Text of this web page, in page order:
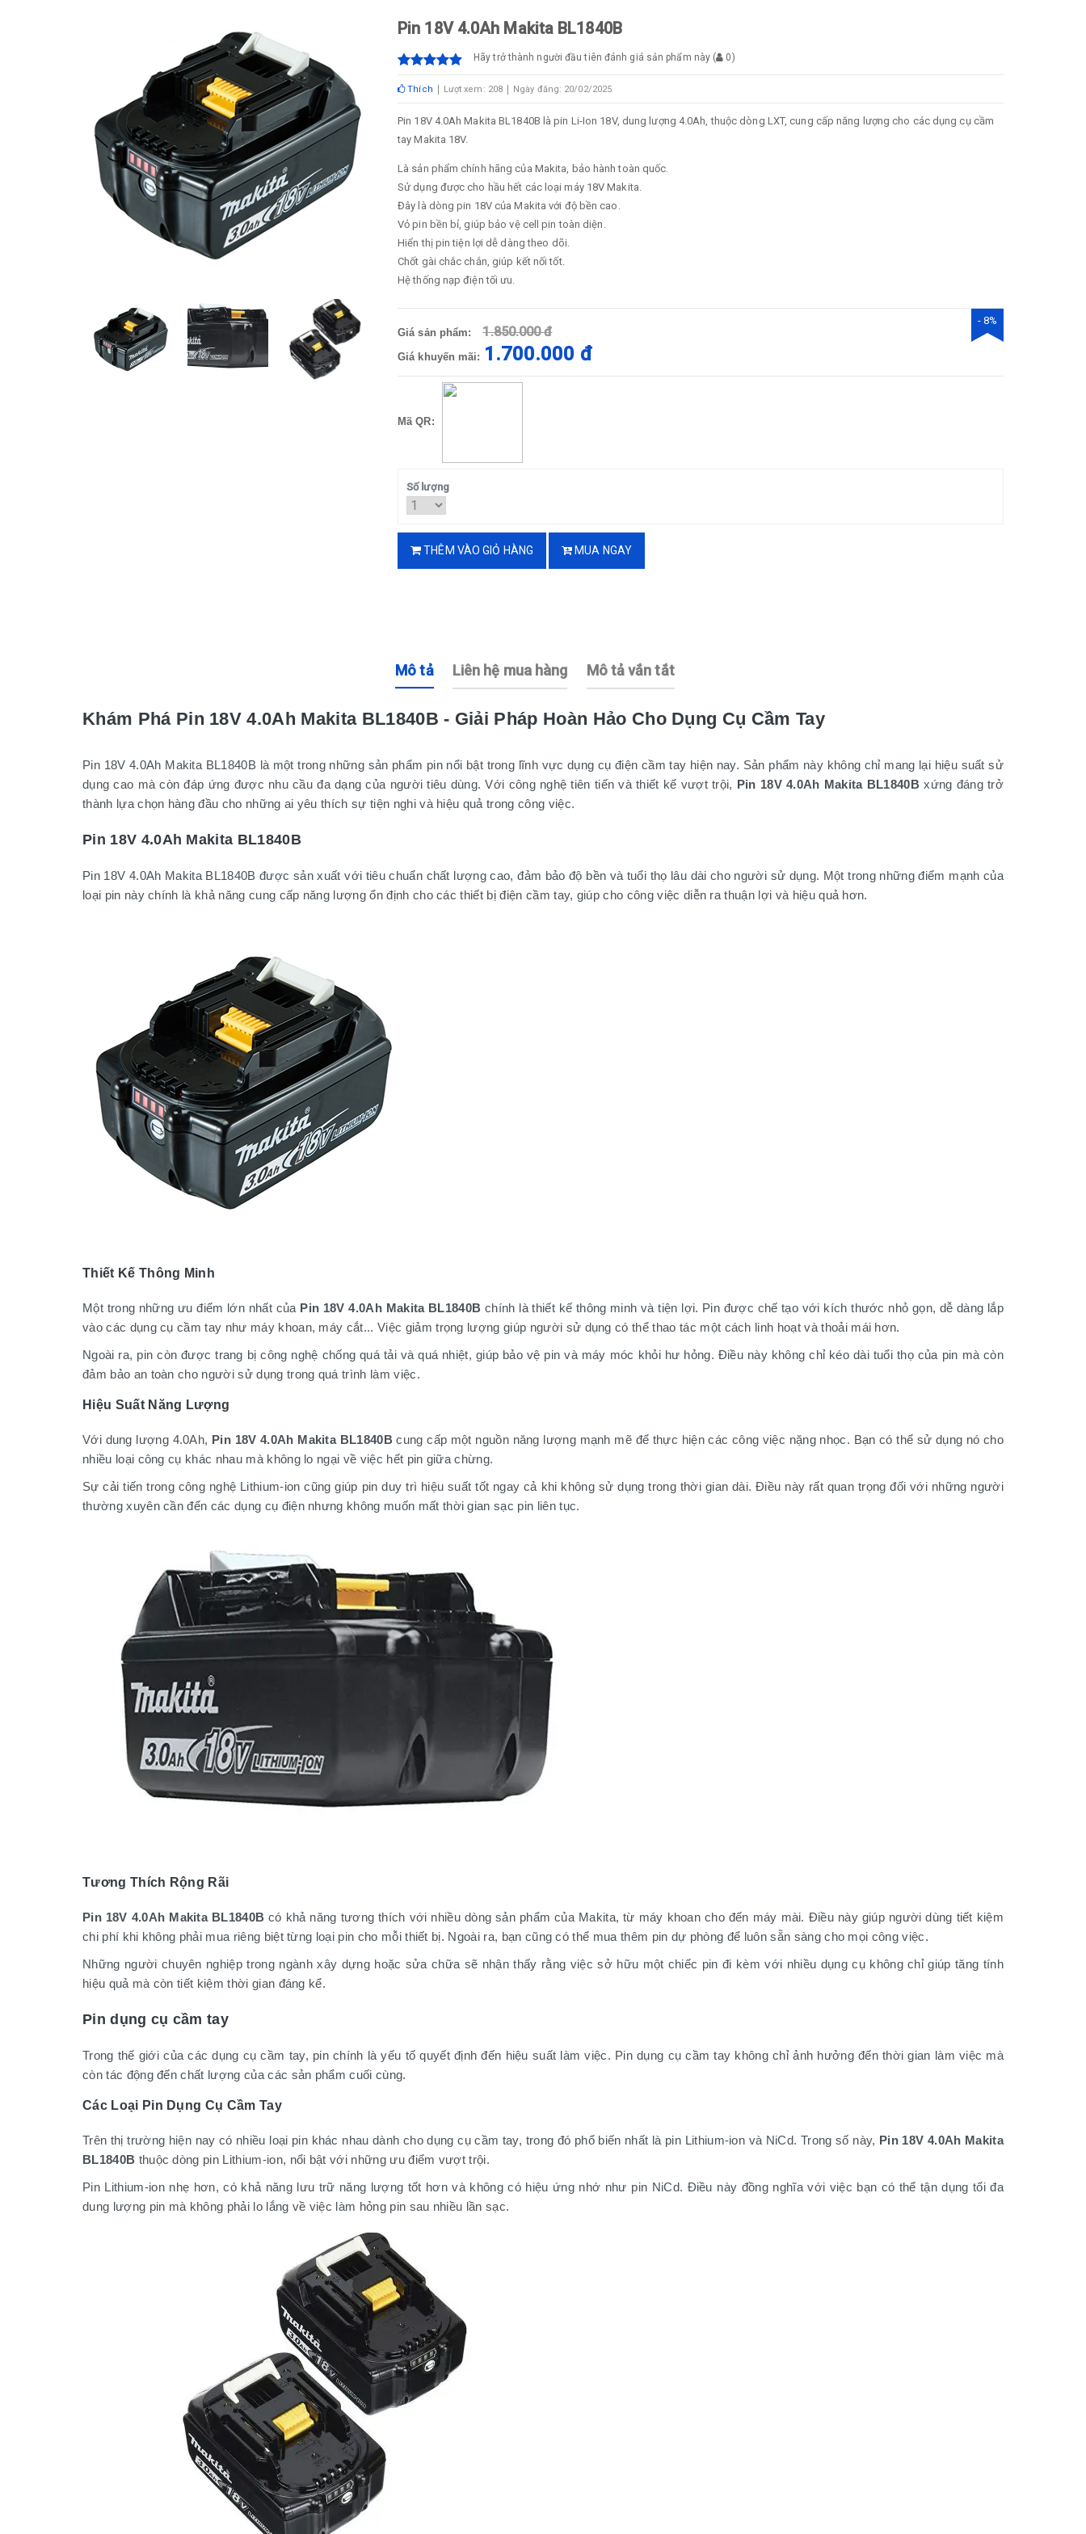
Pin 18V 4.0Ah Makita BL1840B
Hãy trở thành người đầu tiên đánh giá sản phẩm này ( 0)
Thích Lượt xem: 208 Ngày đăng: 20/02/2025
Pin 18V 4.0Ah Makita BL1840B là pin Li-Ion 18V, dung lượng 4.0Ah, thuộc dòng LXT, cung cấp năng lượng cho các dụng cụ cầm
tay Makita 18V.
Là sản phẩm chính hãng của Makita, bảo hành toàn quốc.
Sử dụng được cho hầu hết các loại máy 18V Makita.
Đây là dòng pin 18V của Makita với độ bền cao.
Vỏ pin bền bỉ, giúp bảo vệ cell pin toàn diện.
Hiển thị pin tiện lợi dễ dàng theo dõi.
Chốt gài chắc chắn, giúp kết nối tốt.
Hệ thống nạp điện tối ưu.
Giá sản phẩm: 1.850.000 đ
Giá khuyến mãi: 1.700.000 đ
- 8%
Mã QR:
Số lượng
THÊM VÀO GIỎ HÀNG MUA NGAY
Mô tả Liên hệ mua hàng Mô tả vắn tắt
Khám Phá Pin 18V 4.0Ah Makita BL1840B - Giải Pháp Hoàn Hảo Cho Dụng Cụ Cầm Tay
Pin 18V 4.0Ah Makita BL1840B là một trong những sản phẩm pin nổi bật trong lĩnh vực dụng cụ điện cầm tay hiện nay. Sản phẩm này không chỉ mang lại hiệu suất sử
dụng cao mà còn đáp ứng được nhu cầu đa dạng của người tiêu dùng. Với công nghệ tiên tiến và thiết kế vượt trội, Pin 18V 4.0Ah Makita BL1840B xứng đáng trở
thành lựa chọn hàng đầu cho những ai yêu thích sự tiện nghi và hiệu quả trong công việc.
Pin 18V 4.0Ah Makita BL1840B
Pin 18V 4.0Ah Makita BL1840B được sản xuất với tiêu chuẩn chất lượng cao, đảm bảo độ bền và tuổi thọ lâu dài cho người sử dụng. Một trong những điểm mạnh của
loại pin này chính là khả năng cung cấp năng lượng ổn định cho các thiết bị điện cầm tay, giúp cho công việc diễn ra thuận lợi và hiệu quả hơn.
Thiết Kế Thông Minh
Một trong những ưu điểm lớn nhất của Pin 18V 4.0Ah Makita BL1840B chính là thiết kế thông minh và tiện lợi. Pin được chế tạo với kích thước nhỏ gọn, dễ dàng lắp
vào các dụng cụ cầm tay như máy khoan, máy cắt... Việc giảm trọng lượng giúp người sử dụng có thể thao tác một cách linh hoạt và thoải mái hơn.
Ngoài ra, pin còn được trang bị công nghệ chống quá tải và quá nhiệt, giúp bảo vệ pin và máy móc khỏi hư hỏng. Điều này không chỉ kéo dài tuổi thọ của pin mà còn
đảm bảo an toàn cho người sử dụng trong quá trình làm việc.
Hiệu Suất Năng Lượng
Với dung lượng 4.0Ah, Pin 18V 4.0Ah Makita BL1840B cung cấp một nguồn năng lượng mạnh mẽ để thực hiện các công việc nặng nhọc. Bạn có thể sử dụng nó cho
nhiều loại công cụ khác nhau mà không lo ngại về việc hết pin giữa chừng.
Sự cải tiến trong công nghệ Lithium-ion cũng giúp pin duy trì hiệu suất tốt ngay cả khi không sử dụng trong thời gian dài. Điều này rất quan trọng đối với những người
thường xuyên cần đến các dụng cụ điện nhưng không muốn mất thời gian sạc pin liên tục.
Tương Thích Rộng Rãi
Pin 18V 4.0Ah Makita BL1840B có khả năng tương thích với nhiều dòng sản phẩm của Makita, từ máy khoan cho đến máy mài. Điều này giúp người dùng tiết kiệm
chi phí khi không phải mua riêng biệt từng loại pin cho mỗi thiết bị. Ngoài ra, bạn cũng có thể mua thêm pin dự phòng để luôn sẵn sàng cho mọi công việc.
Những người chuyên nghiệp trong ngành xây dựng hoặc sửa chữa sẽ nhận thấy rằng việc sở hữu một chiếc pin đi kèm với nhiều dụng cụ không chỉ giúp tăng tính
hiệu quả mà còn tiết kiệm thời gian đáng kể.
Pin dụng cụ cầm tay
Trong thế giới của các dụng cụ cầm tay, pin chính là yếu tố quyết định đến hiệu suất làm việc. Pin dụng cụ cầm tay không chỉ ảnh hưởng đến thời gian làm việc mà
còn tác động đến chất lượng của các sản phẩm cuối cùng.
Các Loại Pin Dụng Cụ Cầm Tay
Trên thị trường hiện nay có nhiều loại pin khác nhau dành cho dụng cụ cầm tay, trong đó phổ biến nhất là pin Lithium-ion và NiCd. Trong số này, Pin 18V 4.0Ah Makita
BL1840B thuộc dòng pin Lithium-ion, nổi bật với những ưu điểm vượt trội.
Pin Lithium-ion nhẹ hơn, có khả năng lưu trữ năng lượng tốt hơn và không có hiệu ứng nhớ như pin NiCd. Điều này đồng nghĩa với việc bạn có thể tận dụng tối đa
dung lượng pin mà không phải lo lắng về việc làm hỏng pin sau nhiều lần sạc.